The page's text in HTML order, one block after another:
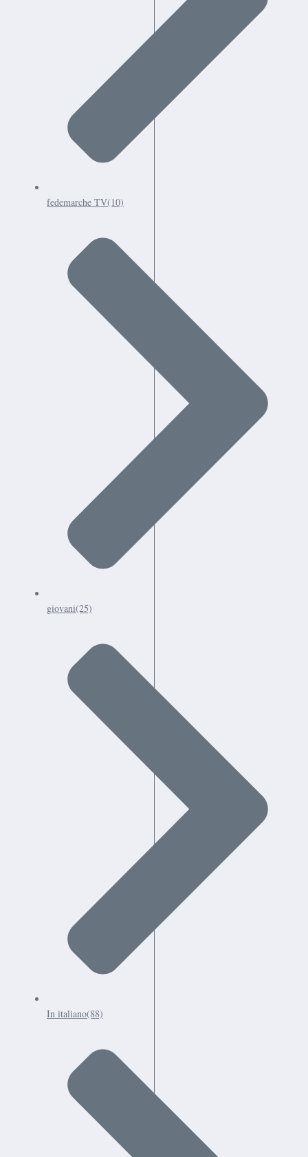
fedemarche TV(10)
giovani(25)
In italiano(88)